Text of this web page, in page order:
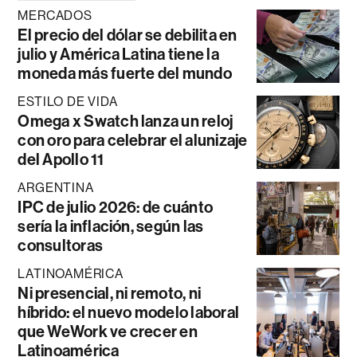
MERCADOS
El precio del dólar se debilita en
julio y América Latina tiene la
moneda más fuerte del mundo
ESTILO DE VIDA
Omega x Swatch lanza un reloj
con oro para celebrar el alunizaje
del Apollo 11
ARGENTINA
IPC de julio 2026: de cuánto
sería la inflación, según las
consultoras
LATINOAMÉRICA
Ni presencial, ni remoto, ni
híbrido: el nuevo modelo laboral
que WeWork ve crecer en
Latinoamérica